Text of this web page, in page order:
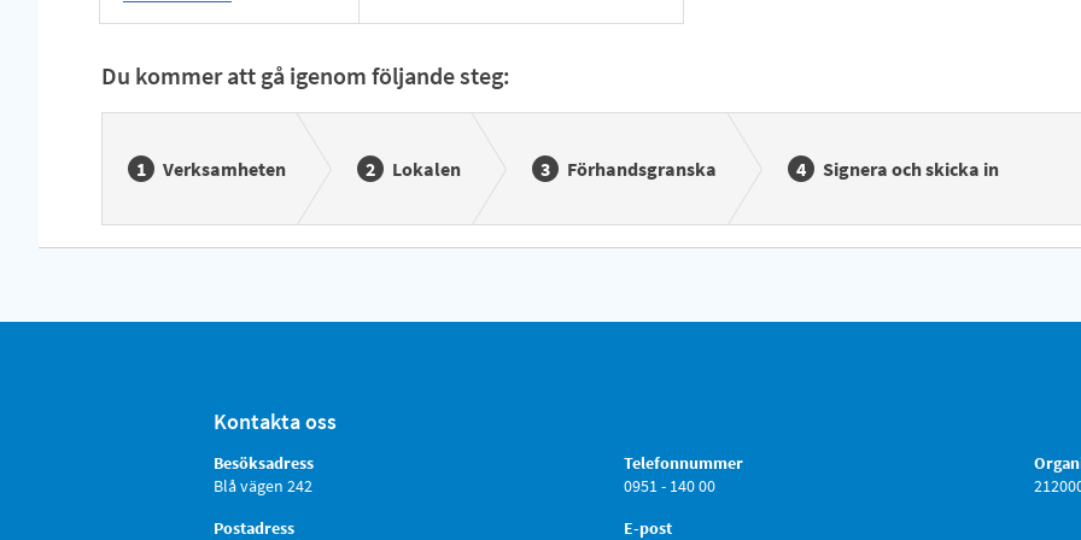
Du kommer att gå igenom följande steg:
Verksamheten Lokalen Förhandsgranska Signera och skicka in
Kontakta oss
Besöksadress
Blå vägen 242
Postadress
Telefonnummer
0951 - 140 00
E-post